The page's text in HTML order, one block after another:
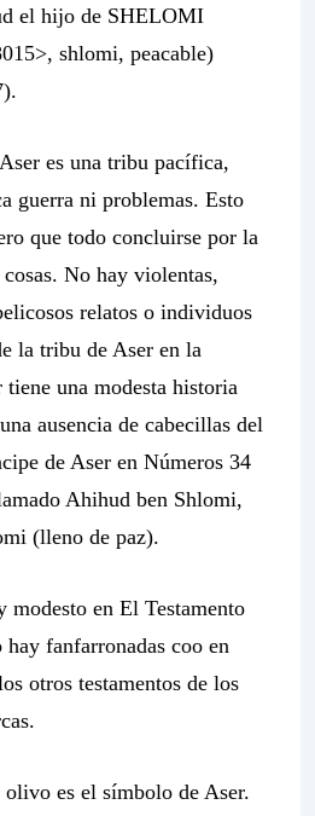
el hijo de SHELOMI
shlomi, peacable)
es una tribu pacífica,
guerra ni problemas. Esto
que todo concluirse por la
cosas. No hay violentas,
relatos o individuos
la tribu de Aser en la
una modesta historia
ausencia de cabecillas del
de Aser en Números 34
Ahihud ben Shlomi,
(lleno de paz).
modesto en El Testamento
hay fanfarronadas coo en
otros testamentos de los
es el símbolo de Aser.